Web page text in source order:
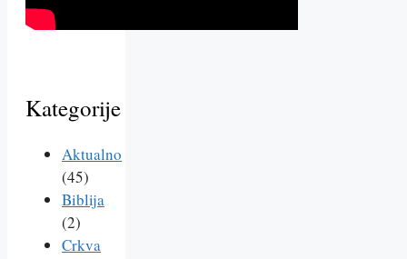
Kategorije
Aktualno
(45)
Biblija
(2)
Crkva